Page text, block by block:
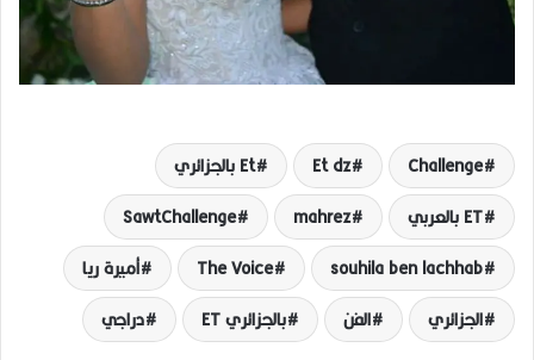
Challenge
Et dz
Et بالجزائري
ET بالعربي
mahrez
SawtChallenge
souhila ben lachhab
The Voice
أميرة ريا
الجزائري
الفن بالجزائري ET دراجي